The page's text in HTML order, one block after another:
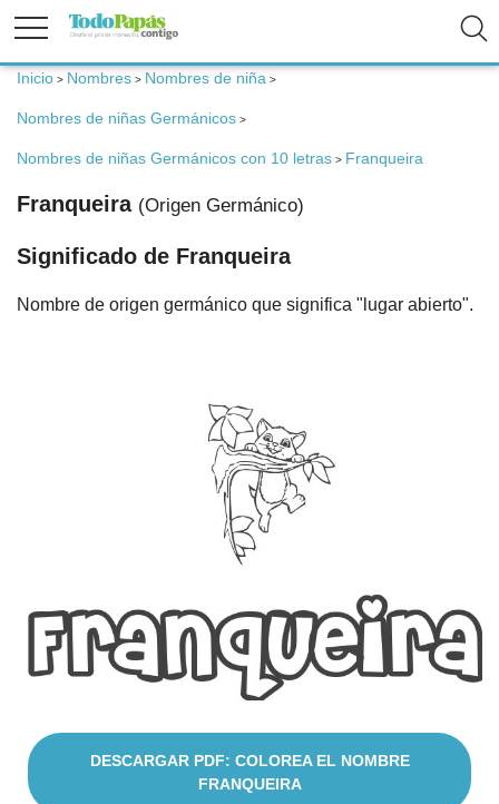
Fertilidad
Embarazo
Bebé
Inicio > Nombres > Nombres de niña >
Nombres de niñas Germánicos >
Nombres de niñas Germánicos con 10 letras > Franqueira
Franqueira (Origen Germánico)
Significado de Franqueira
Nombre de origen germánico que significa "lugar abierto".
DESCARGAR PDF: COLOREA EL NOMBRE
FRANQUEIRA